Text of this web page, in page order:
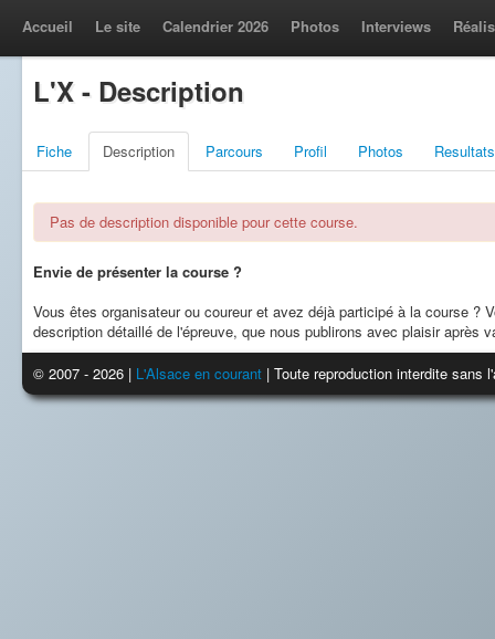
Accueil Le site Calendrier 2026 Photos Interviews
L'X - Description
Fiche Description Parcours Profil Photos Resultats
Pas de description disponible pour cette course.
Envie de présenter la course ?
Vous êtes organisateur ou coureur et avez déjà participé à la course ?
description détaillé de l'épreuve, que nous publirons avec plaisir après
© 2007 - 2026 | L'Alsace en courant | Toute reproduction interdite sans